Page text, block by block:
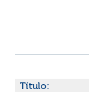
Título: